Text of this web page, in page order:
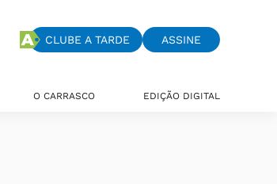
CLUBE A TARDE ASSINE
O CARRASCO EDIÇÃO DIGITAL